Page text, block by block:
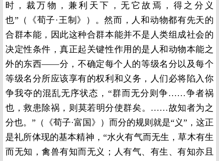
时，裁万物，兼利天下，无它故焉，得之分义
也”（《荀子·王制》）。然而，人和动物都有先天的
合群本能，因此这种合群本能并不是人类组成社会的
决定性条件，真正起关键性作用的是人和动物本能之
外的东西——分，不确定每个人的等级名分以及每个
等级名分所应该享有的权利和义务，人们必将陷入你
争我夺的混乱无序状态，“群而无分则争……争者祸
也，救患除祸，则莫若明分使群矣。……故知者为之
分也。”（《荀子·富国》）而分的规则就是“义”，这正
是礼所体现的基本精神，“水火有气而无生，草木有生
而无知，禽兽有知而无义；人有气、有生、有知亦且